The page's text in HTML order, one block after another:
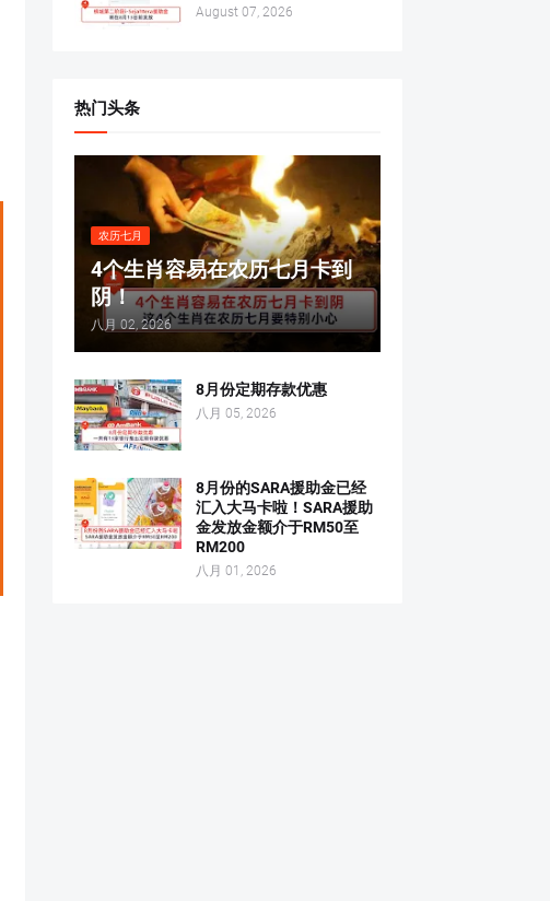
August 07, 2026
热门头条
农历七月
4个生肖容易在农历七月卡到
阴！
八月 02, 2026
8月份定期存款优惠
八月 05, 2026
8月份的SARA援助金已经
汇入大马卡啦！SARA援助
金发放金额介于RM50至
RM200
八月 01, 2026